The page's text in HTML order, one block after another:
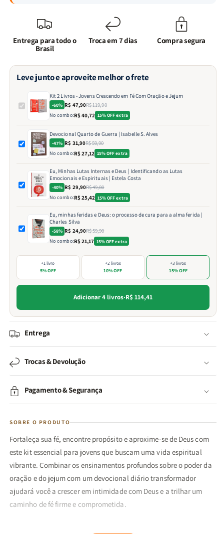
Entrega para todo o
Brasil
Troca em 7 dias Compra segura
Leve junto e aproveite melhor o frete
Kit 2 Livros - Jovens Crescendo em Fé Com Oração e Jejum
-60% R$ 47,90R$ 119,90
No combo:R$ 40,72 15% OFF extra
Devocional Quarto de Guerra | Isabelle S. Alves
-47% R$ 31,90R$ 59,90
No combo:R$ 27,12 15% OFF extra
Eu, Minhas Lutas Internas e Deus | Identificando as Lutas
Emocionais e Espirituais | Estela Costa
-40% R$ 29,90R$ 49,80
No combo:R$ 25,42 15% OFF extra
Eu, minhas feridas e Deus: o processo de cura para a alma ferida |
Charles Silva
-58% R$ 24,90R$ 59,90
No combo:R$ 21,17 15% OFF extra
+1 livro
5% OFF
+2 livros
10% OFF
+3 livros
15% OFF
Adicionar 4 livros·R$ 114,41
Entrega
Trocas & Devolução
Pagamento & Segurança
SOBRE O PRODUTO
Fortaleça sua fé, encontre propósito e aproxime-se de Deus com
este kit essencial para jovens que buscam uma vida espiritual
vibrante. Combinar os ensinamentos profundos sobre o poder da
oração e do jejum com um devocional diário transformador
ajudará você a crescer em intimidade com Deus e a trilhar um
caminho de fé firme e comprometida.